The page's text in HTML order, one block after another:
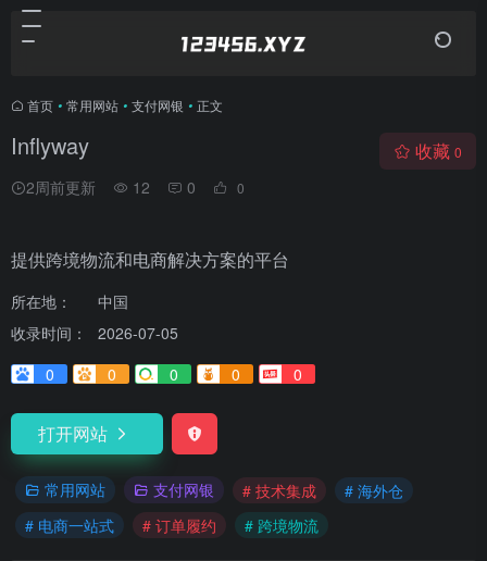
首页 • 常用网站 • 支付网银 • 正文
Inflyway
2周前更新 12 0 0
收藏 0
提供跨境物流和电商解决方案的平台
所在地：
中国
收录时间：
2026-07-05
0
0 0 0 0
打开网站
常用网站 支付网银 # 技术集成
# 海外仓
# 电商一站式
# 订单履约 # 跨境物流